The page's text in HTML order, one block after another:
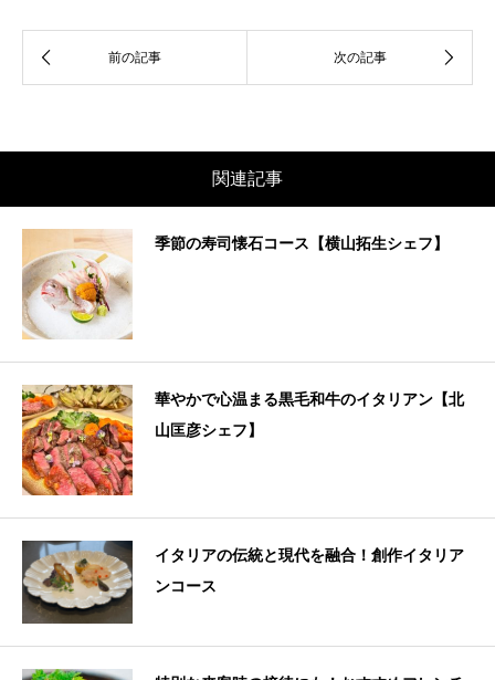
関連記事
季節の寿司懐石コース【横山拓生シェフ】
華やかで心温まる黒毛和牛のイタリアン【北
山匡彦シェフ】
イタリアの伝統と現代を融合！創作イタリア
ンコース